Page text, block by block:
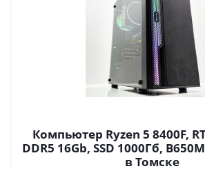
Компьютер Ryzen 5 8400F,
DDR5 16Gb, SSD 1000Гб, B650M WiFi. Купить
в Томске